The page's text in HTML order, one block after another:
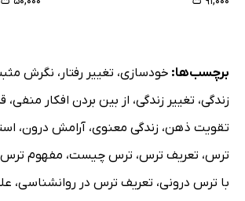
برچسب‌ها: خودسازی، تغییر رفتار ، نگرش
زندگی، تغییر زندگی، از بین بردن افکار منفی،
تقویت ذهن، زندگی معنوی، آرامش درون،
ترس، تعریف ترس، ترس چیست، مفهوم ترس
با ترس درونی، تعریف ترس در روانشناسی،